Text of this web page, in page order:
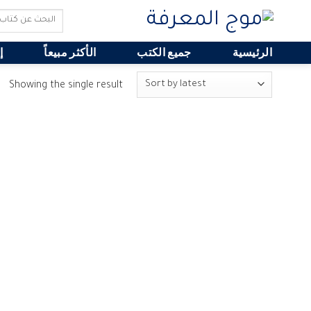
Search
الرئيسية جميع الكتب الأكثر مبيعاً
Showing the single result